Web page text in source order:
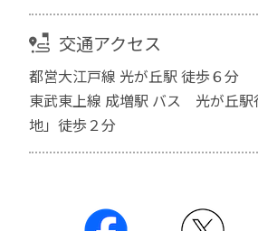
交通アクセス
都営大江戸線 光が丘駅 徒歩６分
東武東上線 成増駅 バス 光が丘駅
地」徒歩２分